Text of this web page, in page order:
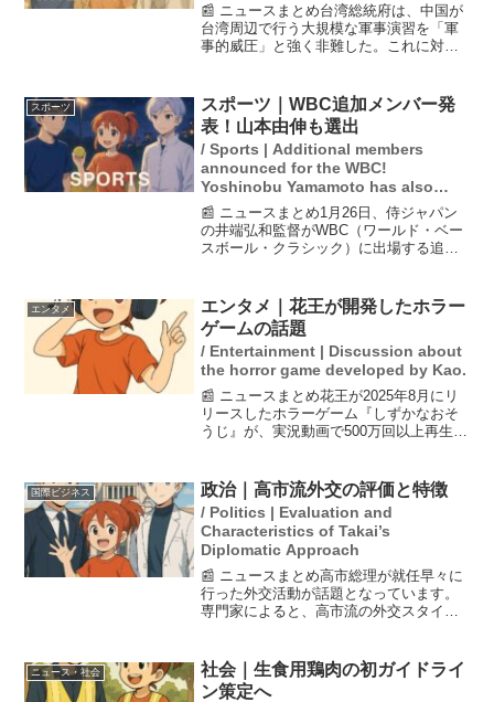
📰 ニュースまとめ台湾総統府は、中国が
台湾周辺で行う大規模な軍事演習を「軍
事的威圧」と強く非難した。これに対抗
障への懸念を示している。中国軍は「正
義使命―2025」と名...
スポーツ
スポーツ｜WBC追加メンバー発
表！山本由伸も選出
/ Sports | Additional members
announced for the WBC!
Yoshinobu Yamamoto has also
been selected.
📰 ニュースまとめ1月26日、侍ジャパン
の井端弘和監督がWBC（ワールド・ベー
スボール・クラシック）に出場する追加
り、残る1人は手続きにより遅れていると
のこと。メジ...
エンタメ
エンタメ｜花王が開発したホラー
ゲームの話題
/ Entertainment | Discussion about
the horror game developed by Kao.
📰 ニュースまとめ花王が2025年8月にリ
リースしたホラーゲーム『しずかなおそ
うじ』が、実況動画で500万回以上再生さ
するというユニークな内容で、花王の新
たなマーケティ...
国際ビジネス 政治｜高市流外交の評価と特徴
/ Politics | Evaluation and
Characteristics of Takai’s
Diplomatic Approach
📰 ニュースまとめ高市総理が就任早々に
行った外交活動が話題となっています。
専門家によると、高市流の外交スタイル
ともあります。帰国後の会見では、首脳
外交の基礎が固まったと語...
ニュース・社会
社会｜生食用鶏肉の初ガイドライ
ン策定へ